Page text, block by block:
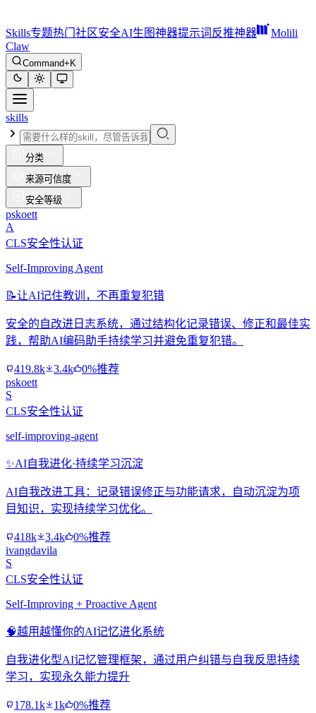
Skills专题热门 社区安全AI生图神器提示词反推神器
Molili
Claw
Command+K
skills
分类
来源可信度
安全等级
pskoett
A
CLS安全性认证
Self-Improving Agent
📝让AI记住教训，不再重复犯错
安全的自改进日志系统，通过结构化记录错误、修正和最佳实
践，帮助AI编码助手持续学习并避免重复犯错。
419.8k 3.4k
0%推荐
pskoett
S
CLS安全性认证
self-improving-agent
✨AI自我进化·持续学习沉淀
AI自我改进工具：记录错误修正与功能请求，自动沉淀为项
目知识，实现持续学习优化。
418k 3.4k
0%推荐
ivangdavila
S
CLS安全性认证
Self-Improving + Proactive Agent
🧠越用越懂你的AI记忆进化系统
自我进化型AI记忆管理框架，通过用户纠错与自我反思持续
学习，实现永久能力提升
178.1k 1k
0%推荐